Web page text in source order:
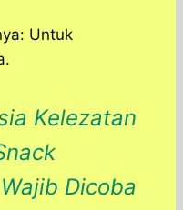
Untuk
Kelezatan
Dicoba